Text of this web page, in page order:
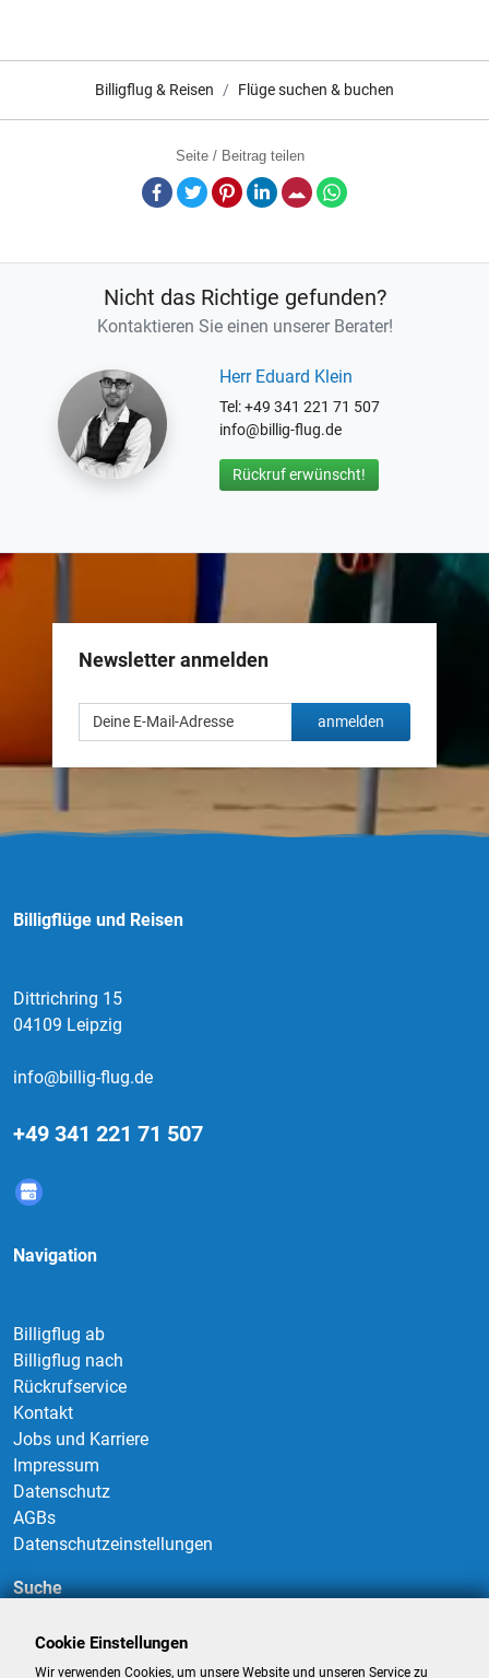
Billigflug & Reisen Flüge suchen & buchen
Seite / Beitrag teilen
Facebook
TwitterPinterestLinkedInE-Mail
Nicht das Richtige gefunden?
Kontaktieren Sie einen unserer Berater!
Herr Eduard Klein
Tel: +49 341 221 71 507
info@billig-flug.de
Rückruf erwünscht!
Newsletter anmelden
anmelden
Billigflüge und Reisen
Dittrichring 15
04109 Leipzig
info@billig-flug.de
+49 341 221 71 507
Navigation
Billigflug ab
Billigflug nach
Rückrufservice
Kontakt
Jobs und Karriere
Impressum
Datenschutz
AGBs
Datenschutzeinstellungen
Suche
Cookie Einstellungen
Wir verwenden Cookies, um unsere Website und unseren Service zu